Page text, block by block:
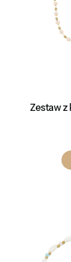
Zestaw